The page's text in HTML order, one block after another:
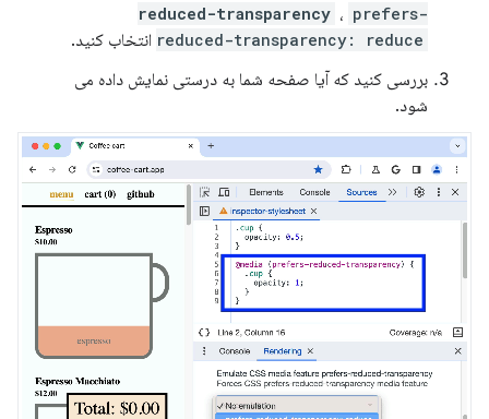
reduced-transparency ، prefers-
reduced-transparency: reduce انتخاب کنید.
بررسی کنید که آیا صفحه شما به درستی نمایش داده می
شود.